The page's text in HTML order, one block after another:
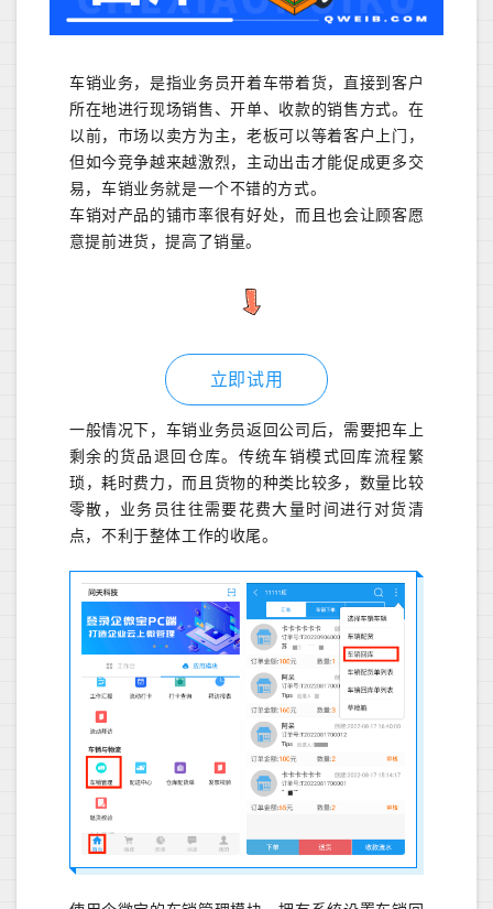
车销业务，是指业务员开着车带着货，直接到客户
所在地进行现场销售、开单、收款的销售方式。在
以前，市场以卖方为主，老板可以等着客户上门，
但如今竞争越来越激烈，主动出击才能促成更多交
易，车销业务就是一个不错的方式。
车销对产品的铺市率很有好处，而且也会让顾客愿
意提前进货，提高了销量。
立即试用
一般情况下，车销业务员返回公司后，需要把车上
剩余的货品退回仓库。传统车销模式回库流程繁
琐，耗时费力，而且货物的种类比较多，数量比较
零散，业务员往往需要花费大量时间进行对货清
点，不利于整体工作的收尾。